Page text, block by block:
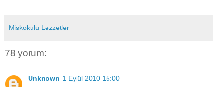
Miskokulu Lezzetler
78 yorum:
Unknown 1 Eylül 2010 15:00